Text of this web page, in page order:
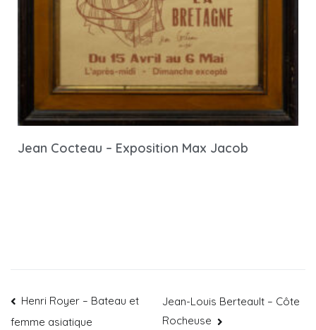
Jean Cocteau – Exposition Max Jacob
Henri Royer – Bateau et
femme asiatique
Jean-Louis Berteault – Côte
Rocheuse